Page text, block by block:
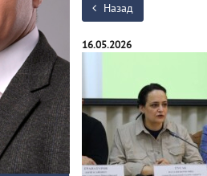
Назад
16.05.2026